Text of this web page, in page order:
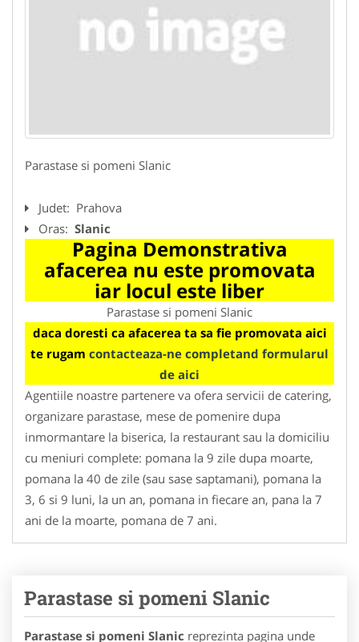
Parastase si pomeni Slanic
Judet: Prahova
Oras: Slanic
Pagina Demonstrativa
afacerea nu este promovata
iar locul este liber
Parastase si pomeni Slanic
daca doresti ca afacerea ta sa fie promovata aici
te rugam contacteaza-ne completand formularul
de aici
Agentiile noastre partenere va ofera servicii de catering,
organizare parastase, mese de pomenire dupa
inmormantare la biserica, la restaurant sau la domiciliu
cu meniuri complete: pomana la 9 zile dupa moarte,
pomana la 40 de zile (sau sase saptamani), pomana la
3, 6 si 9 luni, la un an, pomana in fiecare an, pana la 7
ani de la moarte, pomana de 7 ani.
Parastase si pomeni Slanic
Parastase si pomeni Slanic reprezinta pagina unde